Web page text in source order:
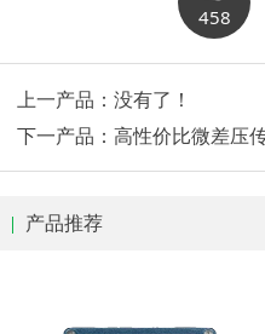
458
上一产品：没有了！
下一产品： 高性价比微差压
产品推荐